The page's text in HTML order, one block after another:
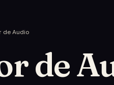
de Audio
de